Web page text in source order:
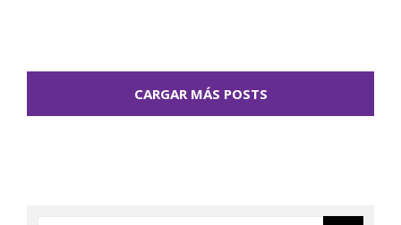
CARGAR MÁS POSTS